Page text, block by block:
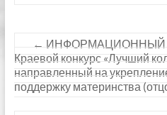
← ИНФОРМАЦИОННЫЙ
Краевой конкурс «Лучший
направленный на
поддержку материнства